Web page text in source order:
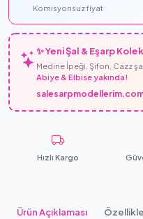
Komisyonsuz fiyat
✨ Yeni Şal & Eşarp
Medine İpeği, Şifon, Cazz
Abiye & Elbise yakında!
Hızlı Kargo
Ürün Açıklaması